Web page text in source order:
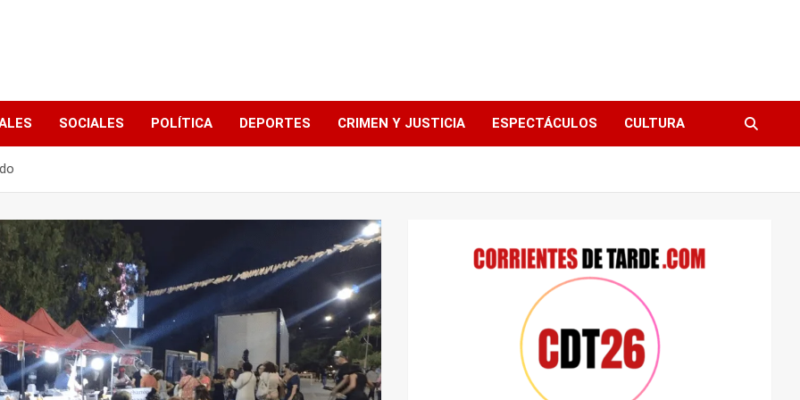
SOCIALES POLÍTICA DEPORTES CRIMEN Y JUSTICIA ESPECTÁCULOS CULTURA